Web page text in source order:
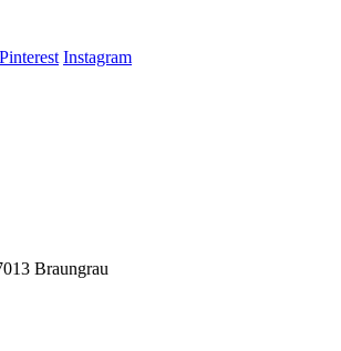
Pinterest Instagram
Braungrau